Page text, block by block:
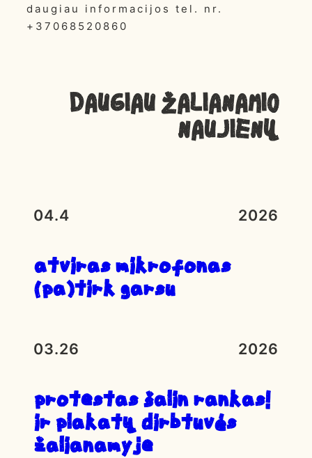
daugiau informacijos tel. nr.
+37068520860
Daugiau ŽALIANAMIO
NAUJIENŲ
04.4 2026
atviras mikrofonas
(pa)tirk garsu
03.26 2026
Protestas ŠALIN RANKAS!
ir plakatų dirbtuvės
Žalianamyje